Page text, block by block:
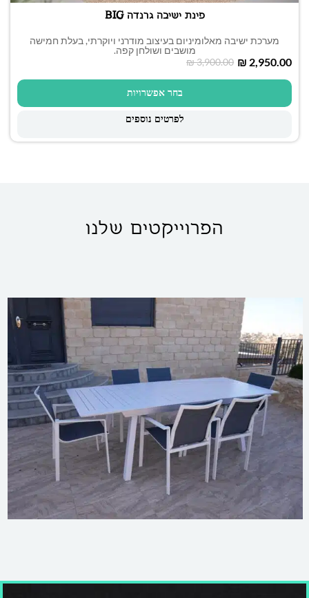
פינת ישיבה גרנדה BIG
מערכת ישיבה מאלומיניום בעיצוב מודרני ויוקרתי, בעלת חמישה
מושבים ושולחן קפה.
₪3,900.00 ₪ 2,950.00
בחר אפשרויות
לפרטים נוספים
הפרוייקטים שלנו